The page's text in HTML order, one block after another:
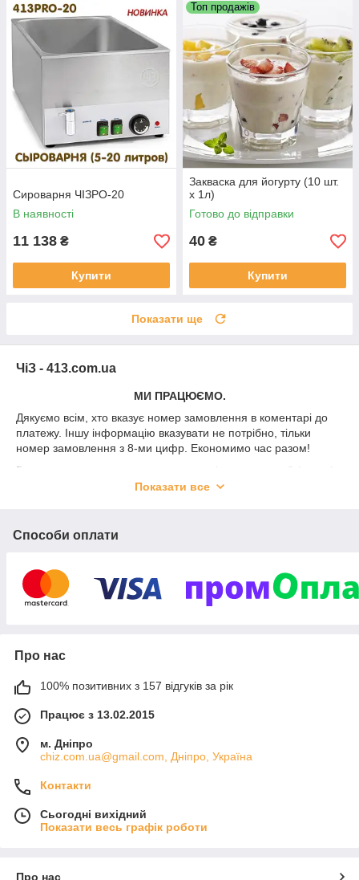
Сироварня ЧІЗРО-20
В наявності
11 138 ₴
Купити
Топ продажів
Закваска для йогурту (10 шт.
х 1л)
Готово до відправки
40 ₴
Купити
Показати ще
ЧіЗ - 413.com.ua
МИ ПРАЦЮЄМО.
Дякуємо всім, хто вказує номер замовлення в коментарі до
платежу. Іншу інформацію вказувати не потрібно, тільки
номер замовлення з 8-ми цифр. Економимо час разом!
Рецепти приготування сиру в домашніх умовах опубліковані
на сайті (зліва посиланняРЕЦЕПТИ).
Показати все
Способи оплати
Про нас
100% позитивних з 157 відгуків за рік
Працює з 13.02.2015
м. Дніпро
chiz.com.ua@gmail.com, Дніпро, Україна
Контакти
Сьогодні вихідний
Показати весь графік роботи
Про нас